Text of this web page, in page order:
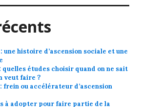
une histoire d’ascension sociale et une
quelles études choisir quand on ne sait
veut faire ?
frein ou accélérateur d’ascension
à adopter pour faire partie de la